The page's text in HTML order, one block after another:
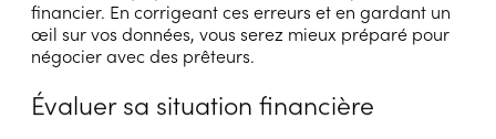
financier. En corrigeant ces erreurs et en gardant un
œil sur vos données, vous serez mieux préparé pour
négocier avec des prêteurs.
Évaluer sa situation financière